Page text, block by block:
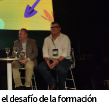
desafío de la formación